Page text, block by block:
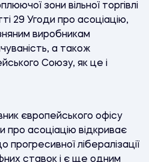
зони вільної торгівлі
29 Угоди про асоціацію,
виробникам
а також
Союзу, як це і
європейського офісу
асоціацію відкриває
прогресивної лібералізації
ставок і є ще одним